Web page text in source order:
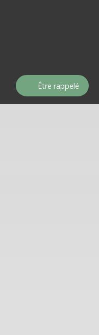
Être rappelé